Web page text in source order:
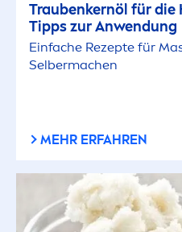
Traubenkernöl für
Tipps zur Anwendung
Einfache Rezepte für
Selbermachen
MEHR ERFAHREN